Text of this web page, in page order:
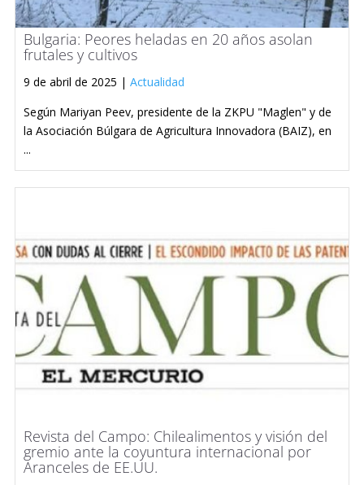
Bulgaria: Peores heladas en 20 años asolan
frutales y cultivos
9 de abril de 2025 | Actualidad
Según Mariyan Peev, presidente de la ZKPU "Maglen" y de
la Asociación Búlgara de Agricultura Innovadora (BAIZ), en
...
Revista del Campo: Chilealimentos y visión del
gremio ante la coyuntura internacional por
Aranceles de EE.UU.